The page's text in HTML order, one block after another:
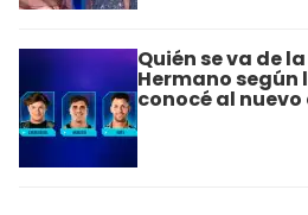
Quién se va de
Hermano según
conocé al